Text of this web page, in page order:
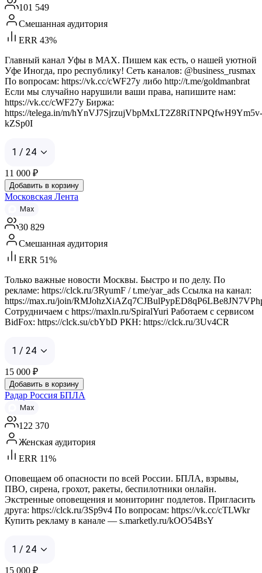
101 549
Смешанная аудитория
ERR 43%
Главный канал Уфы в MAX. Пишем как есть, о нашей уютной
Уфе Иногда, про республику! Сеть каналов: @business_rusmax
По вопросам: https://vk.cc/cWF27y либо http://t.me/goldmanbrat
Если мы случайно нарушили ваши права, напишите нам:
https://vk.cc/cWF27y Биржа:
https://telega.in/m/hYnVJ7SjrzujVbpMxLT2Z8RiTNPQfwH9Ym5v-
kZSp0I
1 / 24
11 000 ₽
Добавить в корзину
Московская Лента
Max
30 829
Смешанная аудитория
ERR 51%
Только важные новости Москвы. Быстро и по делу. По
рекламе: https://clck.ru/3RyumF / t.me/yar_ads Ссылка на канал:
https://max.ru/join/
Сотрудничаем с https://maxln.ru/SpiralYuri Работаем с сервисом
BidFox: https://clck.su/cbYbD РКН: https://clck.ru/3Uv4CR
1 / 24
15 000 ₽
Добавить в корзину
Радар Россия БПЛА
Max
122 370
Женская аудитория
ERR 11%
Оповещаем об опасности по всей России. БПЛА, взрывы,
ПВО, сирена, грохот, ракеты, беспилотники онлайн.
Экстренные оповещения и мониторинг подлетов. Пригласить
друга: https://clck.ru/3Sp9v4 По вопросам: https://vk.cc/cTLWkr
Купить рекламу в канале — s.marketly.ru/kOO54BsY
1 / 24
15 000 ₽